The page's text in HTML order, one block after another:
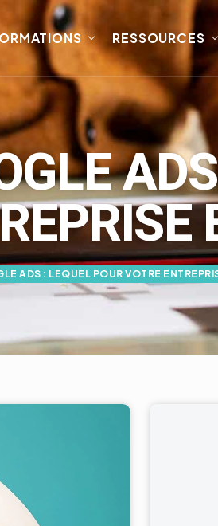
RESSOURCES
ADS : LEQUEL POUR VOTRE